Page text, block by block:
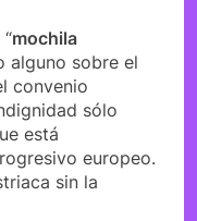
mochila
alguno sobre el
convenio
sólo
está
europeo.
sin la